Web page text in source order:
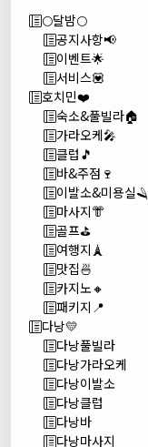
🌕달밤🌕
공지사항📢
이벤트🌟
서비스💟
호치민❤️
숙소&풀빌라🏠
가라오케🎤
클럽🎵
바&주점🍷
이발소&미용실🪒
마사지👘
골프⛳
여행지🗼
맛집🍜
카지노🔸
패키지📍
다낭💛
다낭풀빌라
다낭가라오케
다낭이발소
다낭클럽
다낭바
다낭마사지